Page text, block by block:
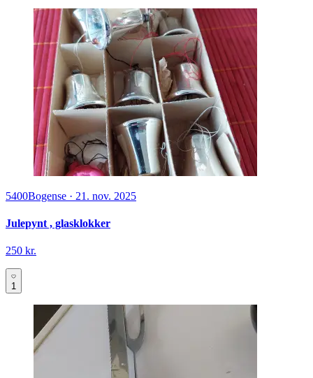
5400Bogense · 21. nov. 2025
Julepynt , glasklokker
250 kr.
1